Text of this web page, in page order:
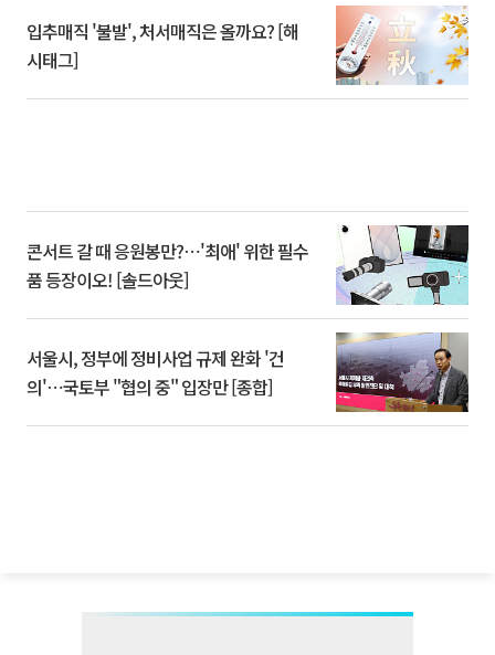
입추매직 '불발', 처서매직은 올까요? [해
시태그]
콘서트 갈 때 응원봉만?⋯'최애' 위한 필수
품 등장이오! [솔드아웃]
서울시, 정부에 정비사업 규제 완화 '건
의'⋯국토부 "협의 중" 입장만 [종합]